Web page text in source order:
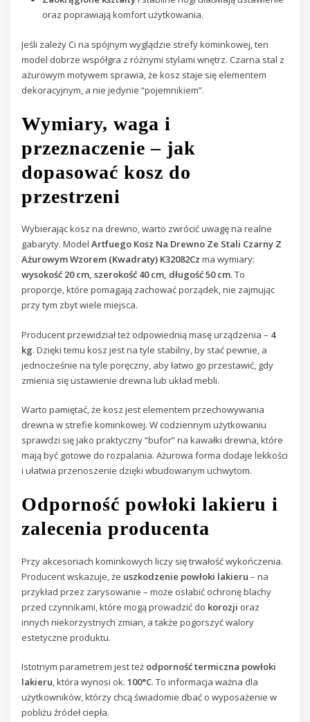
oraz poprawiają komfort użytkowania.
Jeśli zależy Ci na spójnym wyglądzie strefy kominkowej, ten
model dobrze współgra z różnymi stylami wnętrz. Czarna stal z
ażurowym motywem sprawia, że kosz staje się elementem
dekoracyjnym, a nie jedynie “pojemnikiem”.
Wymiary, waga i
przeznaczenie – jak
dopasować kosz do
przestrzeni
Wybierając kosz na drewno, warto zwrócić uwagę na realne
gabaryty. ModelArtfuego Kosz Na Drewno Ze Stali Czarny Z
Ażurowym Wzorem (Kwadraty) K32082Cz ma wymiary:
wysokość 20 cm, szerokość 40 cm, długość 50 cm. To
proporcje, które pomagają zachować porządek, nie zajmując
przy tym zbyt wiele miejsca.
Producent przewidział też odpowiednią masę urządzenia – 4
kg. Dzięki temu kosz jest na tyle stabilny, by stać pewnie, a
jednocześnie na tyle poręczny, aby łatwo go przestawić, gdy
zmienia się ustawienie drewna lub układ mebli.
Warto pamiętać, że kosz jest elementem przechowywania
drewna w strefie kominkowej. W codziennym użytkowaniu
sprawdzi się jako praktyczny “bufor” na kawałki drewna, które
mają być gotowe do rozpalania. Ażurowa forma dodaje lekkości
i ułatwia przenoszenie dzięki wbudowanym uchwytom.
Odporność powłoki lakieru i
zalecenia producenta
Przy akcesoriach kominkowych liczy się trwałość wykończenia.
Producent wskazuje, że uszkodzenie powłoki lakieru – na
przykład przez zarysowanie – może osłabić ochronę blachy
przed czynnikami, które mogą prowadzić do korozji oraz
innych niekorzystnych zmian, a także pogorszyć walory
estetyczne produktu.
Istotnym parametrem jest też odporność termiczna powłoki
lakieru, która wynosi ok.100°C. To informacja ważna dla
użytkowników, którzy chcą świadomie dbać o wyposażenie w
pobliżu źródeł ciepła.